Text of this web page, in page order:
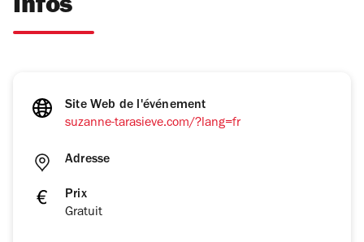
Infos
Site Web de l'événement
suzanne-tarasieve.com/?lang=fr
Adresse
Prix
Gratuit